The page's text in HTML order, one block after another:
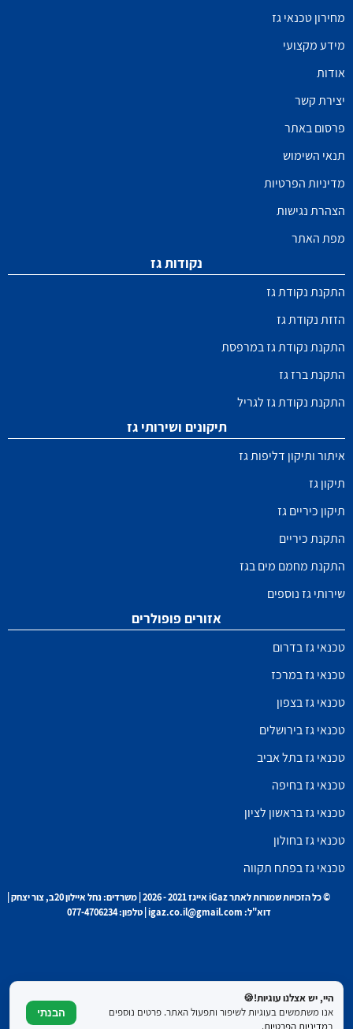
מחירון טכנאי גז
מידע מקצועי
אודות
יצירת קשר
פרסום באתר
תנאי השימוש
מדיניות הפרטיות
הצהרת נגישות
מפת האתר
נקודות גז
התקנת נקודת גז
הזזת נקודת גז
התקנת נקודת גז במרפסת
התקנת ברז גז
התקנת נקודת גז לגריל
תיקונים ושירותי גז
איתור ותיקון דליפות גז
תיקון גז
תיקון כיריים גז
התקנת כיריים
התקנת מחמם מים בגז
שירותי גז נוספים
אזורים פופולרים
טכנאי גז בדרום
טכנאי גז במרכז
טכנאי גז בצפון
טכנאי גז בירושלים
טכנאי גז בתל אביב
טכנאי גז בחיפה
טכנאי גז בראשון לציון
טכנאי גז בחולון
טכנאי גז בפתח תקווה
© כל הזכויות שמורות לאתר iGaz אייגז 2021 - 2026 | משרדים: נחל איילון 20ב, צור יצחק |
דוא"ל: igaz.co.il@gmail.com | טלפון: 077-4706234
היי, יש אצלנו עוגיות!🍪
אנו משתמשים בעוגיות לשיפור ותפעול האתר. פרטים נוספים
במדיניות הפרטיות.
הבנתי